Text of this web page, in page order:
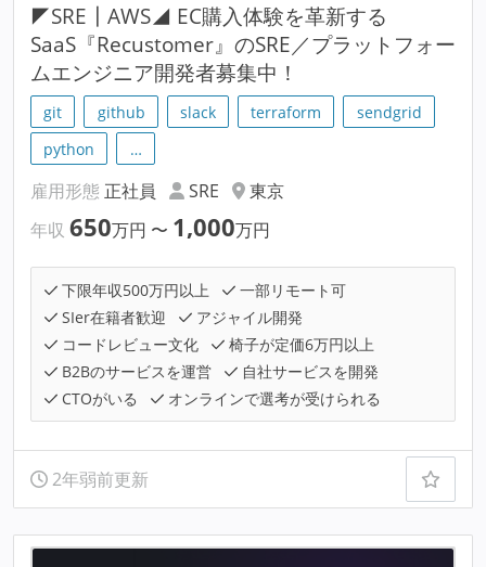
◤SRE┃AWS◢ EC購入体験を革新する
SaaS『Recustomer』のSRE／プラットフォー
ムエンジニア開発者募集中！
git github slack terraform
sendgrid
python
…
雇用形態 正社員 SRE
東京
年収 650万円 〜 1,000万円
下限年収500万円以上
一部リモート可
SIer在籍者歓迎
アジャイル開発
コードレビュー文化
椅子が定価6万円以上
B2Bのサービスを運営
自社サービスを開発
CTOがいる
オンラインで選考が受けられる
2年弱前更新